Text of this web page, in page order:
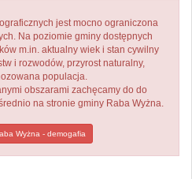
jest mocno ograniczona
Na poziomie gminy dostępnych
m.in. aktualny wiek i stan cywilny
i rozwodów, przyrost naturalny,
populacja.
obszarami zachęcamy do do
na stronie gminy Raba Wyżna.
Wyżna - demogafia